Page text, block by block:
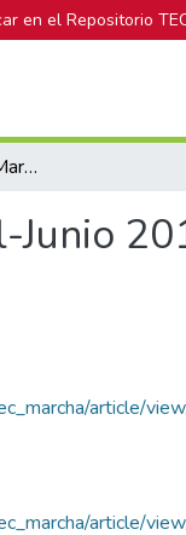
en el Repositorio
Revista Tecnología en Marcha 29-2. Abril-Junio 2016
Junio
article/
article/